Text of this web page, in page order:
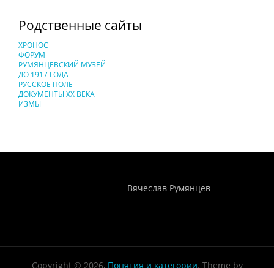
Родственные сайты
ХРОНОС
ФОРУМ
РУМЯНЦЕВСКИЙ МУЗЕЙ
ДО 1917 ГОДА
РУССКОЕ ПОЛЕ
ДОКУМЕНТЫ XX ВЕКА
ИЗМЫ
Вячеслав Румянцев
Copyright © 2026, Понятия и категории. Theme by